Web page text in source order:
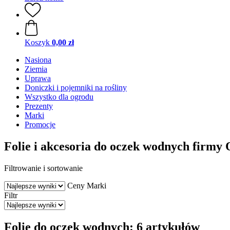
Koszyk 0,00 zł
Nasiona
Ziemia
Uprawa
Doniczki i pojemniki na rośliny
Wszystko dla ogrodu
Prezenty
Marki
Promocje
Folie i akcesoria do oczek wodnych firmy
Filtrowanie i sortowanie
Ceny Marki
Filtr
Folie do oczek wodnych: 6 artykułów